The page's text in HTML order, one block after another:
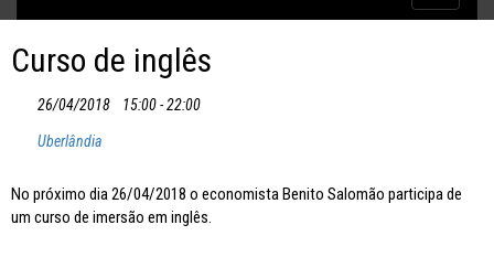
Curso de inglês
26/04/2018 15:00 - 22:00
Uberlândia
No próximo dia 26/04/2018 o economista Benito Salomão participa de
um curso de imersão em inglês.